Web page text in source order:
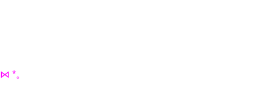
⋈ *。